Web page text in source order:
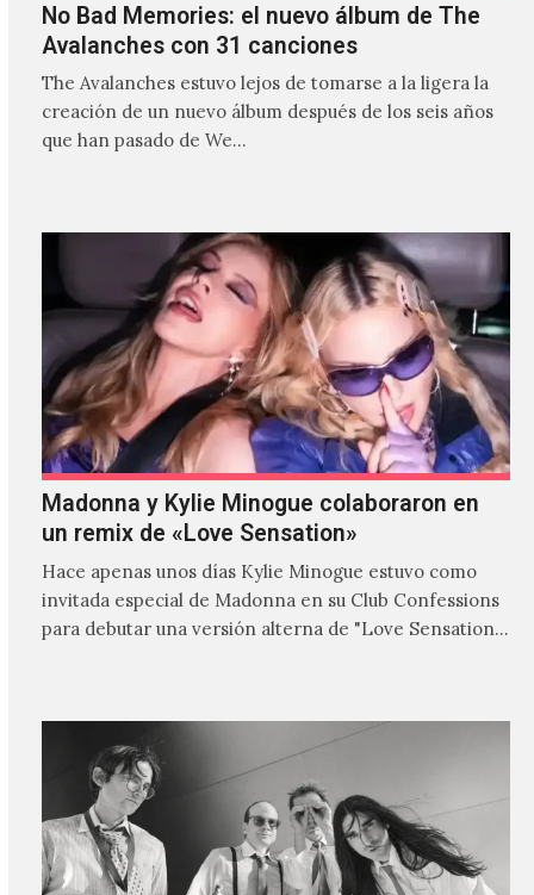
No Bad Memories: el nuevo álbum de The
Avalanches con 31 canciones
The Avalanches estuvo lejos de tomarse a la ligera la
creación de un nuevo álbum después de los seis años
que han pasado de We…
Madonna y Kylie Minogue colaboraron en
un remix de «Love Sensation»
Hace apenas unos días Kylie Minogue estuvo como
invitada especial de Madonna en su Club Confessions
para debutar una versión alterna de "Love Sensation",